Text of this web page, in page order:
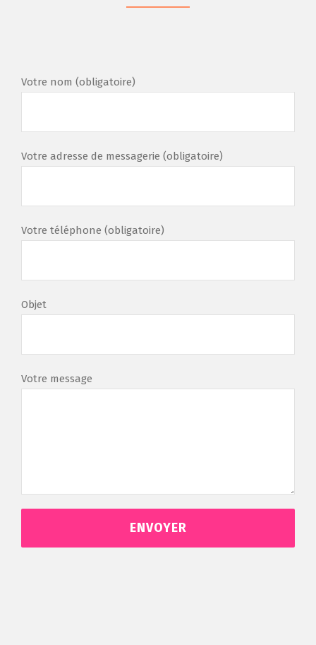
Votre nom (obligatoire)
Votre adresse de messagerie (obligatoire)
Votre téléphone (obligatoire)
Objet
Votre message